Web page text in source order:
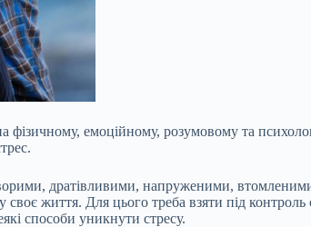
емоційному, розумовому та
дратівливими, напруженими,
своє життя. Для цього треба взяти під
способи уникнути стресу.